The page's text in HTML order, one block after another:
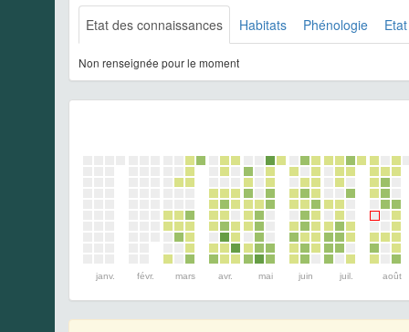
Etat des connaissances Habitats Phénologie
Non renseignée pour le moment
janv. févr. mars avr. mai juin juil. août